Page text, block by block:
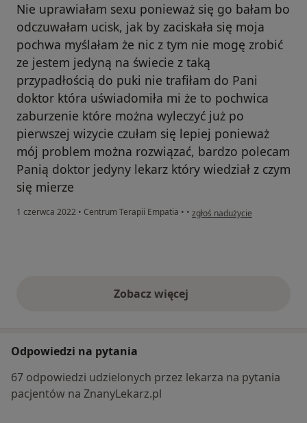
Nie uprawiałam sexu ponieważ się go bałam bo
odczuwałam ucisk, jak by zaciskała się moja
pochwa myślałam że nic z tym nie mogę zrobić
ze jestem jedyną na świecie z taką
przypadłością do puki nie trafiłam do Pani
doktor która uświadomiła mi że to pochwica
zaburzenie które można wyleczyć już po
pierwszej wizycie czułam się lepiej ponieważ
mój problem można rozwiązać, bardzo polecam
Panią doktor jedyny lekarz który wiedział z czym
się mierze
1 czerwca 2022 • Centrum Terapii Empatia • • w opinii użytkownika Pacjentka
zgłoś nadużycie
Zobacz więcejopinie powyżej
Odpowiedzi na pytania
67 odpowiedzi udzielonych przez lekarza na pytania
pacjentów na ZnanyLekarz.pl